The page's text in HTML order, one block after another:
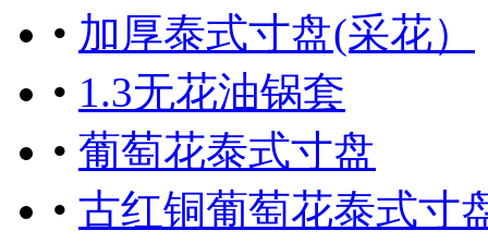
• 加厚泰式寸盘(采花）
• 1.3无花油锅套
• 葡萄花泰式寸盘
• 古红铜葡萄花泰式寸